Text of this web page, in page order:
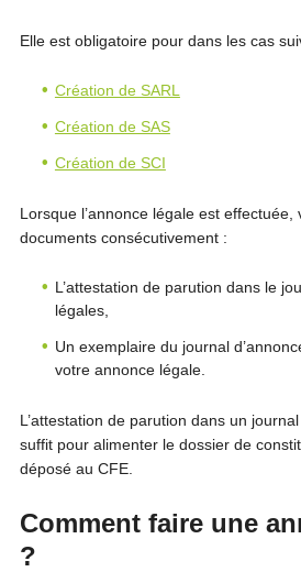
Elle est obligatoire pour dans les cas
Création de SARL
Création de SAS
Création de SCI
Lorsque l’annonce légale est
documents consécutivement :
L’attestation de parution dans le
légales,
Un exemplaire du journal
votre annonce légale.
L’attestation de parution dans un
suffit pour alimenter le dossier de
déposé au CFE.
Comment faire une
?